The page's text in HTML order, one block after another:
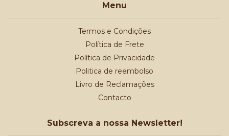
Menu
Termos e Condições
Política de Frete
Política de Privacidade
Politica de reembolso
Livro de Reclamações
Contacto
Subscreva a nossa Newsletter!